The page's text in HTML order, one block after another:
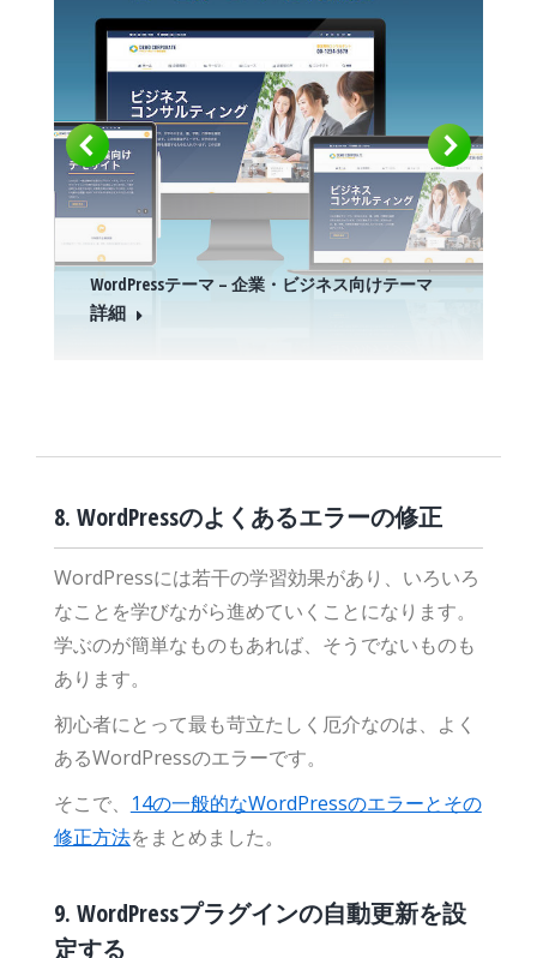
WordPressテーマ – 企業・ビジネス向けテーマ
詳細
8. WordPressのよくあるエラーの修正
WordPressには若干の学習効果があり、いろいろ
なことを学びながら進めていくことになります。
学ぶのが簡単なものもあれば、そうでないものも
あります。
初心者にとって最も苛立たしく厄介なのは、よく
あるWordPressのエラーです。
そこで、
14の一般的なWordPressのエラーとその
修正方法をまとめました。
9. WordPressプラグインの自動更新を設
定する